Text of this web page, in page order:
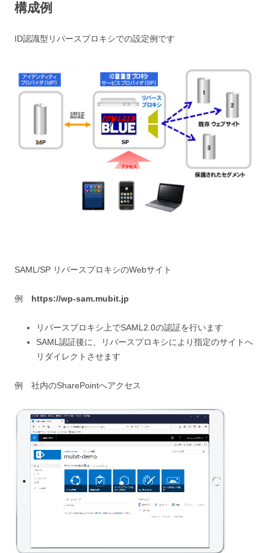
構成例
ID認識型リバースプロキシでの設定例です
SAML/SP リバースプロキシのWebサイト
例 https://wp-sam.mubit.jp
リバースプロキシ上でSAML2.0の認証を行います
SAML認証後に、リバースプロキシにより指定のサイトへ
リダイレクトさせます
例 社内のSharePointへアクセス